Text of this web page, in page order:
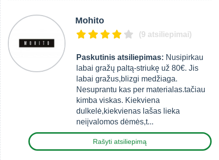
Mohito
(9 atsiliepimai)
Paskutinis atsiliepimas: Nusipirkau
labai gražų paltą-striukę už 80€. Jis
labai gražus,blizgi medžiaga.
Nesuprantu kas per materialas.tačiau
kimba viskas. Kiekviena
dulkelė,kiekvienas lašas lieka
neiįvalomos dėmės,t...
Rašyti atsiliepimą